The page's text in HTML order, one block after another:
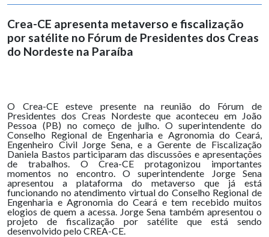
Crea-CE apresenta metaverso e fiscalização
por satélite no Fórum de Presidentes dos Creas
do Nordeste na Paraíba
O Crea-CE esteve presente na reunião do Fórum de
Presidentes dos Creas Nordeste que aconteceu em João
Pessoa (PB) no começo de julho. O superintendente do
Conselho Regional de Engenharia e Agronomia do Ceará,
Engenheiro Civil Jorge Sena, e a Gerente de Fiscalização
Daniela Bastos participaram das discussões e apresentações
de trabalhos. O Crea-CE protagonizou importantes
momentos no encontro. O superintendente Jorge Sena
apresentou a plataforma do metaverso que já está
funcionando no atendimento virtual do Conselho Regional de
Engenharia e Agronomia do Ceará e tem recebido muitos
elogios de quem a acessa. Jorge Sena também apresentou o
projeto de fiscalização por satélite que está sendo
desenvolvido pelo CREA-CE.